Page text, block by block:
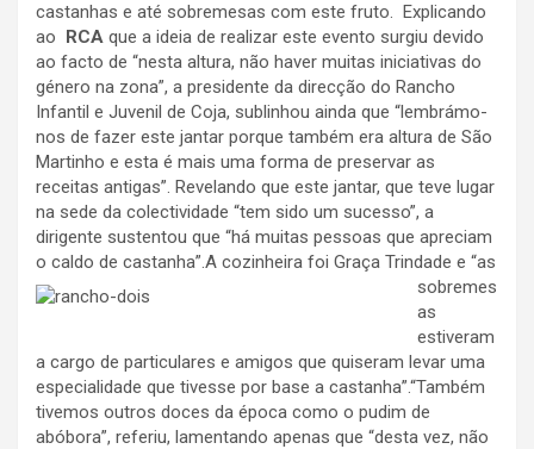
castanhas e até sobremesas com este fruto. Explicando
ao RCA que a ideia de realizar este evento surgiu devido
ao facto de “nesta altura, não haver muitas iniciativas do
género na zona”, a presidente da direcção do Rancho
Infantil e Juvenil de Coja, sublinhou ainda que “lembrámo-
nos de fazer este jantar porque também era altura de São
Martinho e esta é mais uma forma de preservar as
receitas antigas”. Revelando que este jantar, que teve lugar
na sede da colectividade “tem sido um sucesso”, a
dirigente sustentou que “há muitas pessoas que apreciam
o caldo de castanha”.A cozinheira foi Graça Trindade e “as
sobremes
as
estiveram
a cargo de particulares e amigos que quiseram levar uma
especialidade que tivesse por base a castanha”.“Também
tivemos outros doces da época como o pudim de
abóbora”, referiu, lamentando apenas que “desta vez, não